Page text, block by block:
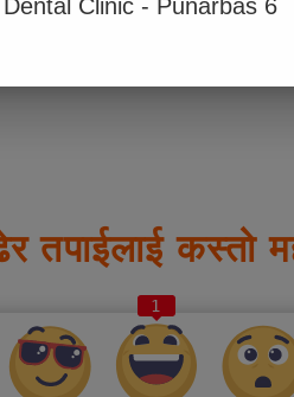
विकासमा जोड दिने
तपाईलाई कस्तो
1
Clinic - Punarbas 6